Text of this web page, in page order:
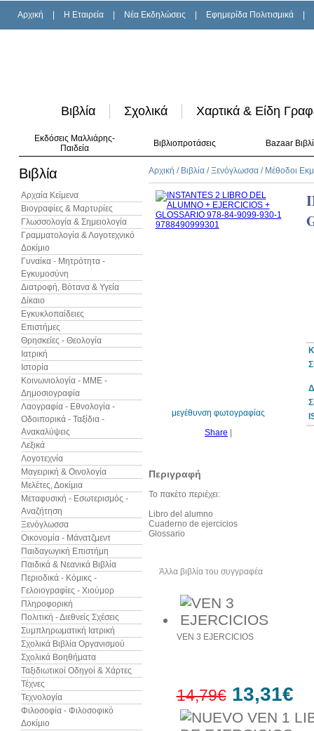
Αρχική H Εταιρεία Νέα Εκδηλώσεις Εφημερίδα Πολιτισμικά
Βιβλία Σχολικά Χαρτικά & Είδη
Εκδόσεις Μαλλιάρης-
Παιδεία
Βιβλιοπροτάσεις Bazaar
Βιβλία
Αρχαία Κείμενα
Βιογραφίες & Μαρτυρίες
Γλωσσολογία & Σημειολογία
Γραμματολογία & Λογοτεχνικό
Δοκίμιο
Γυναίκα - Μητρότητα -
Εγκυμοσύνη
Διατροφή, Βότανα & Υγεία
Δίκαιο
Εγκυκλοπαίδειες
Επιστήμες
Θρησκείες - Θεολογία
Ιατρική
Ιστορία
Κοινωνιολογία - ΜΜΕ -
Δημοσιογραφία
Λαογραφία - Εθνολογία -
Οδοιπορικά - Ταξίδια -
Ανακαλύψεις
Λεξικά
Λογοτεχνία
Μαγειρική & Οινολογία
Μελέτες, Δοκίμια
Μεταφυσική - Εσωτερισμός -
Αναζήτηση
Ξενόγλωσσα
Οικονομία - Μάνατζμεντ
Παιδαγωγική Επιστήμη
Παιδικά & Νεανικά Βιβλία
Περιοδικά - Κόμικς -
Γελοιογραφίες - Χιούμορ
Πληροφορική
Πολιτική - Διεθνείς Σχέσεις
Συμπληρωματική Ιατρική
Σχολικά Βιβλία Οργανισμού
Σχολικά Βοηθήματα
Ταξιδιωτικοί Οδηγοί & Χάρτες
Τέχνες
Τεχνολογία
Φιλοσοφία - Φιλοσοφικό
Δοκίμιο
Αρχική / Βιβλία /Ξενόγλωσσα / Μέθοδοι
μεγέθυνση φωτογραφίας
Share
Περιγραφή
Το πακέτο περιέχει:
Libro del alumno
Cuaderno de ejercicios
Glossario
Άλλα βιβλία του συγγραφέα
VEN 3 EJERCICIOS
14,79€ 13,31€